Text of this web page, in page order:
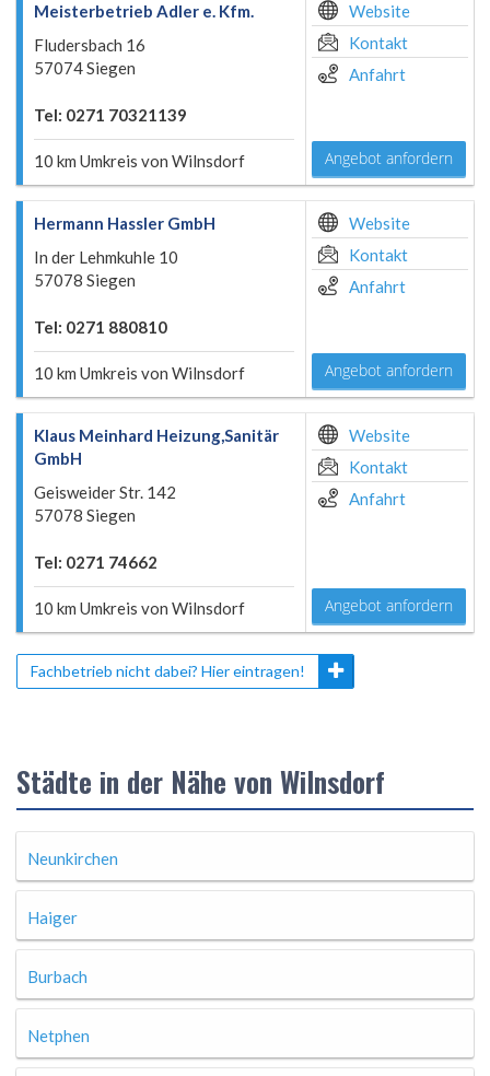
Meisterbetrieb Adler e. Kfm.
Fludersbach 16
57074 Siegen
Tel: 0271 70321139
10 km Umkreis von Wilnsdorf
Website
Kontakt
Anfahrt
Angebot anfordern
Hermann Hassler GmbH
In der Lehmkuhle 10
57078 Siegen
Tel: 0271 880810
10 km Umkreis von Wilnsdorf
Website
Kontakt
Anfahrt
Angebot anfordern
Klaus Meinhard Heizung,Sanitär
GmbH
Geisweider Str. 142
57078 Siegen
Tel: 0271 74662
10 km Umkreis von Wilnsdorf
Website
Kontakt
Anfahrt
Angebot anfordern
Fachbetrieb nicht dabei? Hier eintragen!
Städte in der Nähe von Wilnsdorf
Neunkirchen
Haiger
Burbach
Netphen